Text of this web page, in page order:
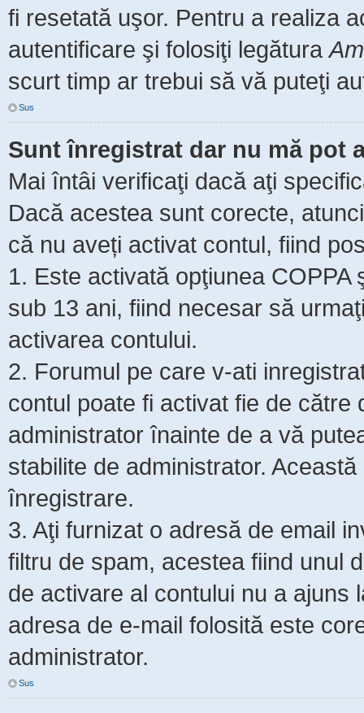
fi resetată uşor. Pentru a realiza
autentificare şi folosiţi legătura
scurt timp ar trebui să vă puteţi
Sus
Sunt înregistrat dar nu mă pot
Mai întâi verificaţi dacă aţi
Dacă acestea sunt corecte,
că nu aveți activat contul, fiind
1. Este activată opţiunea
sub 13 ani, fiind necesar să
activarea contului.
2. Forumul pe care v-ati
contul poate fi activat fie de
administrator înainte de a vă
stabilite de administrator.
înregistrare.
3. Aţi furnizat o adresă de email
filtru de spam, acestea fiind unul
de activare al contului nu a ajuns
adresa de e-mail folosită este
administrator.
Sus